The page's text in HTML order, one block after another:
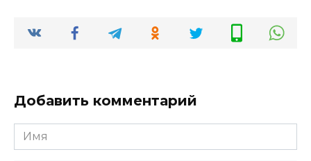
Добавить комментарий
Имя
*